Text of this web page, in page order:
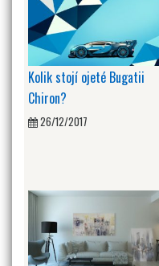
Kolik stojí ojeté Bugatii
Chiron?
26/12/2017